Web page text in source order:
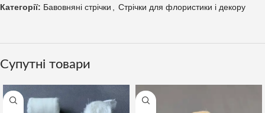
Категорії: Бавовняні стрічки Стрічки для флористики і декору
Супутні товари